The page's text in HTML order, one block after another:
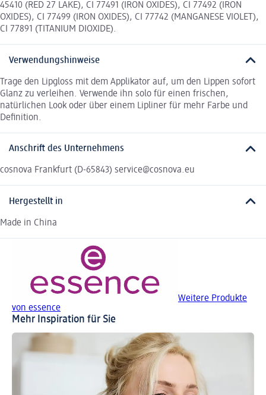
45410 (RED 27 LAKE), CI 77491 (IRON OXIDES), CI 77492 (IRON
OXIDES), CI 77499 (IRON OXIDES), CI 77742 (MANGANESE VIOLET),
CI 77891 (TITANIUM DIOXIDE).
Verwendungshinweise
Trage den Lipgloss mit dem Applikator auf, um den Lippen sofort
Glanz zu verleihen. Verwende ihn solo für einen frischen,
natürlichen Look oder über einem Lipliner für mehr Farbe und
Definition.
Anschrift des Unternehmens
cosnova Frankfurt (D-65843) service@cosnova.eu
Hergestellt in
Made in China
Weitere Produkte
von essence
Mehr Inspiration für Sie